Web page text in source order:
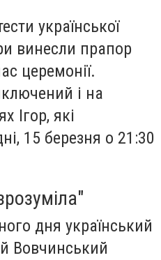
української
винесли прапор
церемонії.
і на
Ігор, які
15 березня о 21:30
дня український
Вовчинський